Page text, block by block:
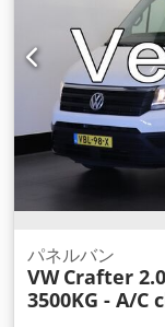
パネルバン
VW Crafter
3500KG - A/C